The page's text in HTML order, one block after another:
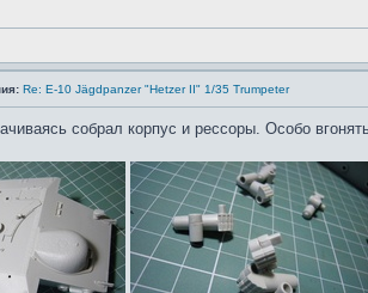
Re: E-10 Jägdpanzer "Hetzer II" 1/35 Trumpeter
собрал корпус и рессоры. Особо